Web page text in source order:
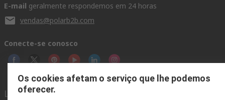
E-mail geralmente respondemos em 24 horas
vendas@polarb2b.com
Conecte-se conosco
Links úteis
Os cookies afetam o serviço que lhe podemos
oferecer.